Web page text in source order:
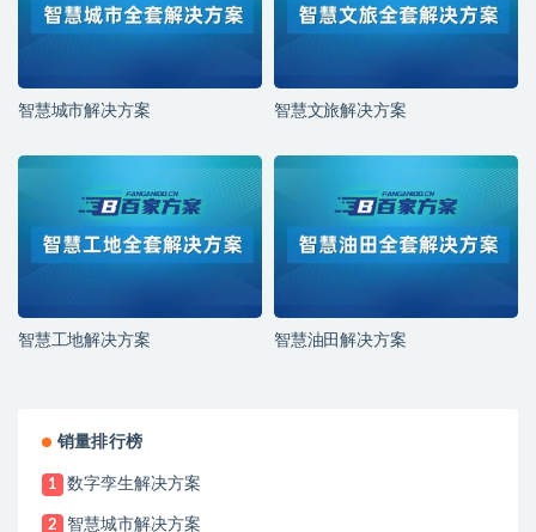
智慧城市解决方案 智慧文旅解决方案
智慧工地解决方案 智慧油田解决方案
销量排行榜
1 数字孪生解决方案
2 智慧城市解决方案